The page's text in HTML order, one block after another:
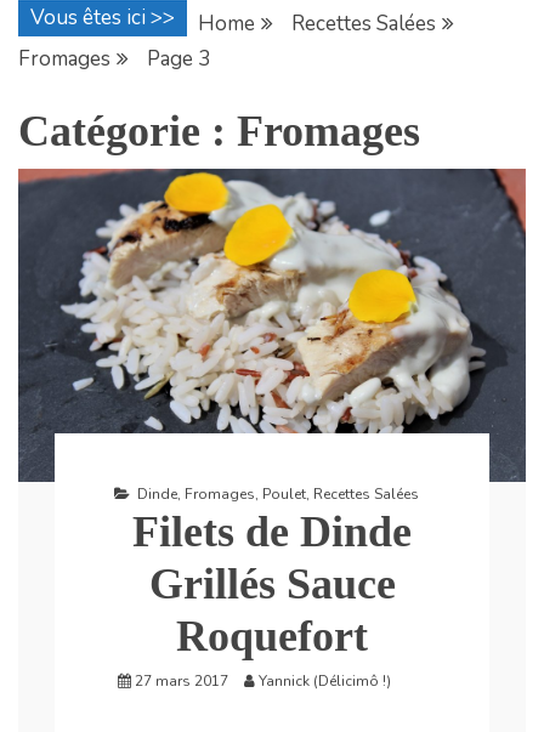
Vous êtes ici >> Home
Recettes Salées
Fromages
Page 3
Catégorie : Fromages
Dinde, Fromages, Poulet, Recettes Salées
Filets de Dinde
Grillés Sauce
Roquefort
27 mars 2017 Yannick (Délicimô !)